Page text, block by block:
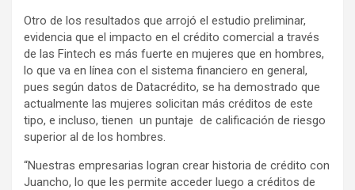
Otro de los resultados que arrojó el estudio preliminar,
evidencia que el impacto en el crédito comercial a través
de las Fintech es más fuerte en mujeres que en hombres,
lo que va en línea con el sistema financiero en general,
pues según datos de Datacrédito, se ha demostrado que
actualmente las mujeres solicitan más créditos de este
tipo, e incluso, tienen un puntaje de calificación de riesgo
superior al de los hombres.
“Nuestras empresarias logran crear historia de crédito con
Juancho, lo que les permite acceder luego a créditos de